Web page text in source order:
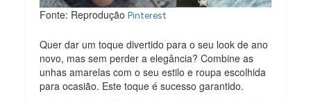
Fonte: ReproduçãoPinterest
Quer dar um toque divertido para o seu look de ano
novo, mas sem perder a elegância? Combine as
unhas amarelas com o seu estilo e roupa escolhida
para ocasião. Este toque é sucesso garantido.